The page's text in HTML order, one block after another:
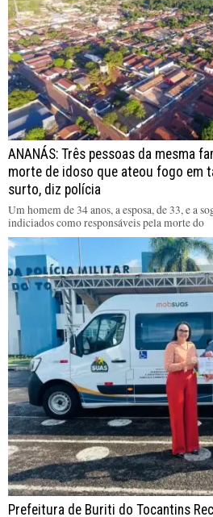
ANANÁS: Três pessoas da mesma
morte de idoso que ateou fogo em
surto, diz polícia
Um homem de 34 anos, a esposa, de 33, e a
indiciados como responsáveis pela morte do
Prefeitura de Buriti do Tocantins